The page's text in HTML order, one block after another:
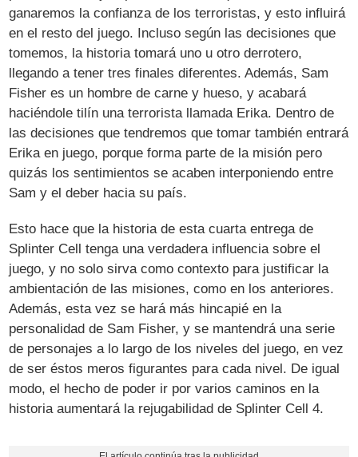
ganaremos la confianza de los terroristas, y esto influirá
en el resto del juego. Incluso según las decisiones que
tomemos, la historia tomará uno u otro derrotero,
llegando a tener tres finales diferentes. Además, Sam
Fisher es un hombre de carne y hueso, y acabará
haciéndole tilín una terrorista llamada Erika. Dentro de
las decisiones que tendremos que tomar también entrará
Erika en juego, porque forma parte de la misión pero
quizás los sentimientos se acaben interponiendo entre
Sam y el deber hacia su país.
Esto hace que la historia de esta cuarta entrega de
Splinter Cell tenga una verdadera influencia sobre el
juego, y no solo sirva como contexto para justificar la
ambientación de las misiones, como en los anteriores.
Además, esta vez se hará más hincapié en la
personalidad de Sam Fisher, y se mantendrá una serie
de personajes a lo largo de los niveles del juego, en vez
de ser éstos meros figurantes para cada nivel. De igual
modo, el hecho de poder ir por varios caminos en la
historia aumentará la rejugabilidad de Splinter Cell 4.